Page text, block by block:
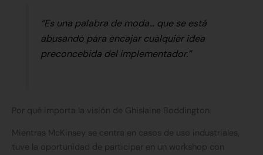
“Es una palabra de moda… que se está
abusando para encajar cualquier idea
preconcebida del implementador.”
Por qué importa la visión de Ghislaine Boddington
Mientras McKinsey se centra en casos de uso industriales,
tuve la oportunidad de participar en un workshop con